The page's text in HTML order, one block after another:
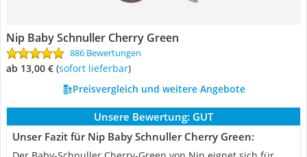
Nip Baby Schnuller Cherry Green
886 Bewertungen
ab 13,00 € ( Sofort lieferbar)
Preisvergleich und weitere Angebote
Unsere Bewertung: GUT
Unser Fazit für Nip Baby Schnuller Cherry Green: